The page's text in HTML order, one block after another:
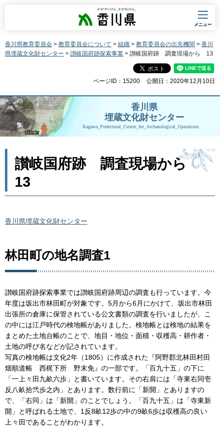
香川県
メニュー
香川県教育委員会 > 教育委員会について > 組織 > 教育委員会の出先機関 > 香川
県埋蔵文化財センター > 讃岐国府跡探索事業 > 讃岐国府跡 調査現場から 13
ページID：15200 公開日：2020年12月10日
香川県
埋蔵文化財センター
Kagawa_Prefectural_Center_for_Archaeological_Operations
讃岐国府跡 調査現場から
13
香川県埋蔵文化財センター
林田町の地名調査1
讃岐国府跡探索事業では讃岐国府跡周辺の調査も行っています。今
年度は坂出市林田町が対象です。5月から6月にかけて、坂出市林田
出張所の倉庫に保管されている公文書類の調査を行いましたが、こ
の中には江戸時代の検地帳がありました。検地帳とは検地の結果を
まとめた土地台帳のことで、地目・地位・面積・収穫高・耕作者・
土地の呼び名などが記されています。
写真の検地帳は文化2年（1805）に作成された『阿野郡北林田村田
畑順道帳 西梶下所 野末免』の一部です。「百九十五」の下に
「一上々田九畝六歩」と書いています。その右肩には「寺東右同壱
反八畝拾弐歩之内」とあります。数行前に「新開」とありますの
で、「右同」は「新開」のことでしょう。「百九十五」は「寺東新
開」と呼ばれる土地で、1反8畝12歩の中の9畝6歩は収穫高の良い
上々田であることがわかります。